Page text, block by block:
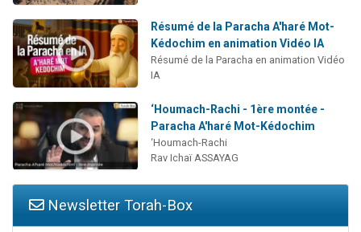
Résumé de la Paracha A'haré Mot-
Kédochim en animation Vidéo IA
Résumé de la Paracha en animation Vidéo
IA
‘Houmach-Rachi - 1ère montée -
Paracha A'haré Mot-Kédochim
‘Houmach-Rachi
Rav Ichaï ASSAYAG
Newsletter Torah-Box